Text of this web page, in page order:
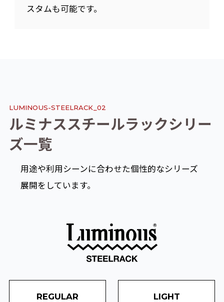
スタムも可能です。
LUMINOUS-STEELRACK 02
ルミ ナススチールラ ックシ リ ー
ズ一覧
用途や利用シーンに合わせた個性的なシリーズ
展開をしています。
REGULAR LIGHT